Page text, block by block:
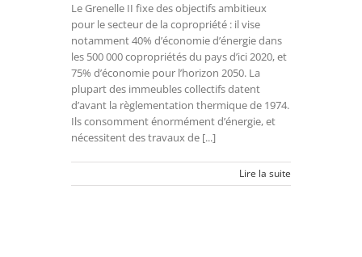
Le Grenelle II fixe des objectifs ambitieux
pour le secteur de la copropriété : il vise
notamment 40% d’économie d’énergie dans
les 500 000 copropriétés du pays d’ici 2020, et
75% d’économie pour l’horizon 2050. La
plupart des immeubles collectifs datent
d’avant la règlementation thermique de 1974.
Ils consomment énormément d’énergie, et
nécessitent des travaux de [...]
Lire la suite